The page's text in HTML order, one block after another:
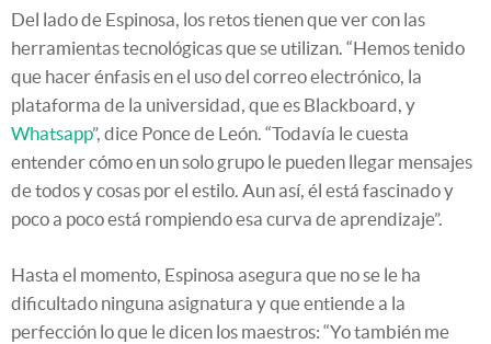
Del lado de Espinosa, los retos tienen que ver con las
herramientas tecnológicas que se utilizan. “Hemos tenido
que hacer énfasis en el uso del correo electrónico, la
plataforma de la universidad, que es Blackboard, y
Whatsapp”, dice Ponce de León. “Todavía le cuesta
entender cómo en un solo grupo le pueden llegar mensajes
de todos y cosas por el estilo. Aun así, él está fascinado y
poco a poco está rompiendo esa curva de aprendizaje”.
Hasta el momento, Espinosa asegura que no se le ha
dificultado ninguna asignatura y que entiende a la
perfección lo que le dicen los maestros: “Yo también me